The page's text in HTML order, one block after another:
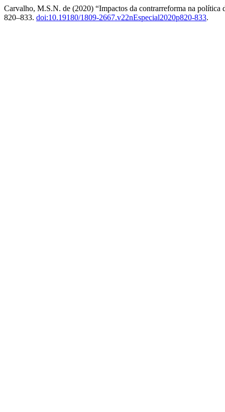
Carvalho, M.S.N. de (2020) “Impactos da contrarreforma na política
820–833. doi:10.19180/1809-2667.v22nEspecial2020p820-833.